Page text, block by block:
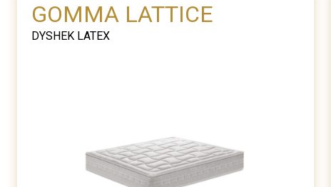
GOMMA LATTICE
DYSHEK LATEX